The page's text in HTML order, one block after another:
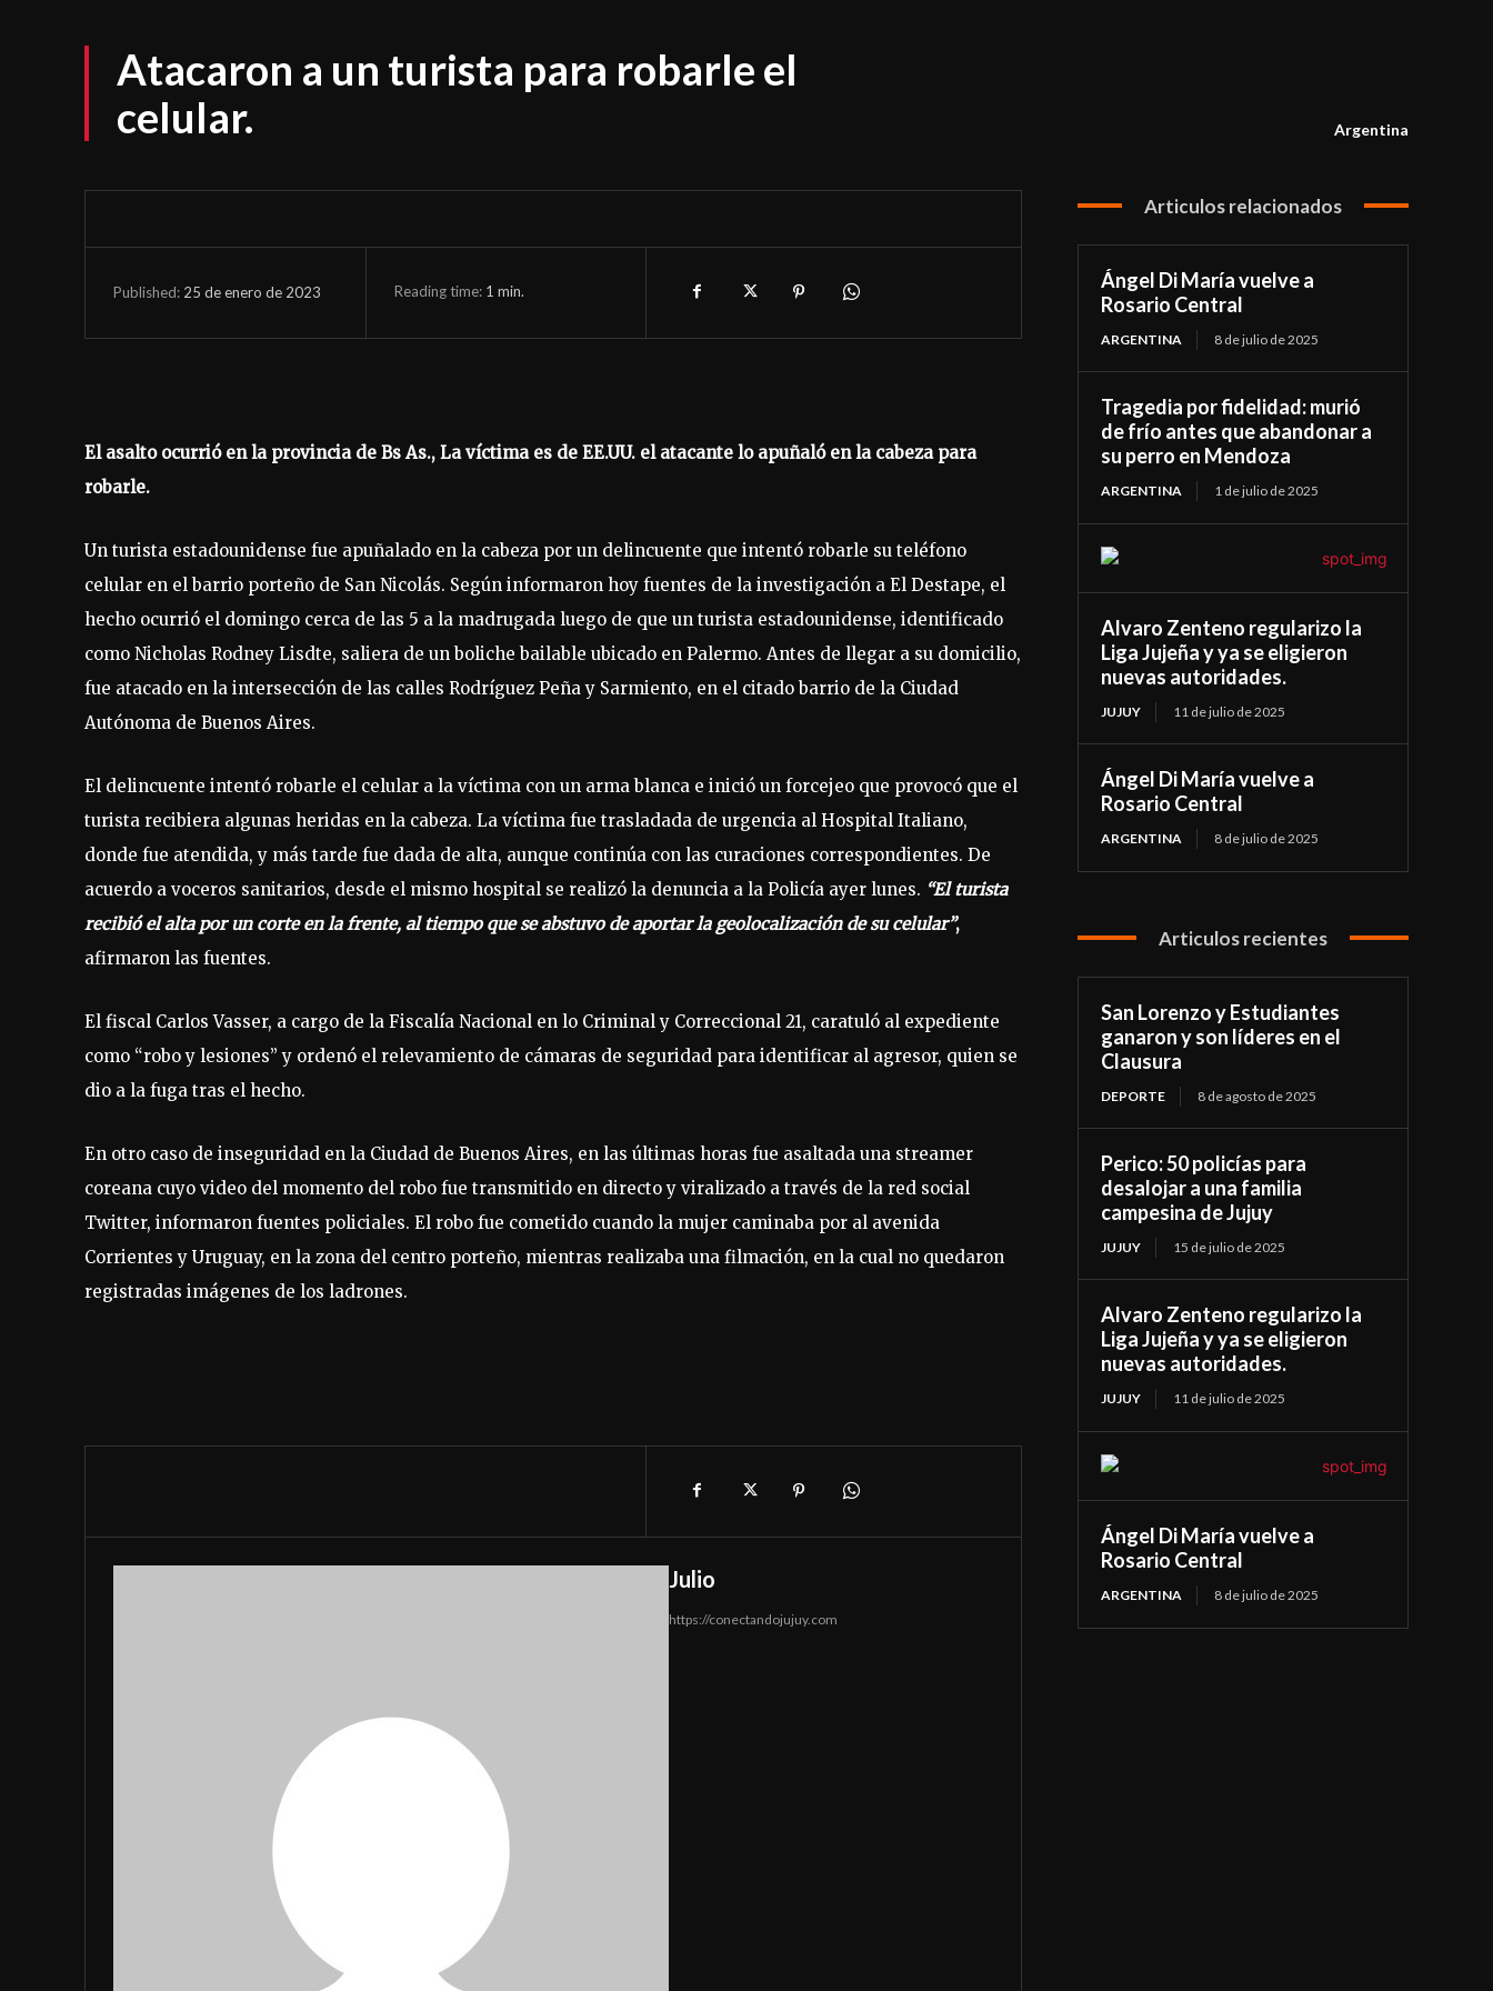
Atacaron a un turista para robarle el
celular.
Argentina
Published: 25 de enero de 2023 Reading time: 1 min.
El asalto ocurrió en la provincia de Bs As., La víctima es de EE.UU. el atacante lo apuñaló en la cabeza para
robarle.
Un turista estadounidense fue apuñalado en la cabeza por un delincuente que intentó robarle su teléfono
celular en el barrio porteño de San Nicolás. Según informaron hoy fuentes de la investigación a El Destape, el
hecho ocurrió el domingo cerca de las 5 a la madrugada luego de que un turista estadounidense, identificado
como Nicholas Rodney Lisdte, saliera de un boliche bailable ubicado en Palermo. Antes de llegar a su domicilio,
fue atacado en la intersección de las calles Rodríguez Peña y Sarmiento, en el citado barrio de la Ciudad
Autónoma de Buenos Aires.
El delincuente intentó robarle el celular a la víctima con un arma blanca e inició un forcejeo que provocó que el
turista recibiera algunas heridas en la cabeza. La víctima fue trasladada de urgencia al Hospital Italiano,
donde fue atendida, y más tarde fue dada de alta, aunque continúa con las curaciones correspondientes. De
acuerdo a voceros sanitarios, desde el mismo hospital se realizó la denuncia a la Policía ayer lunes. “El turista
recibió el alta por un corte en la frente, al tiempo que se abstuvo de aportar la geolocalización de su celular”,
afirmaron las fuentes.
El fiscal Carlos Vasser, a cargo de la Fiscalía Nacional en lo Criminal y Correccional 21, caratuló al expediente
como “robo y lesiones” y ordenó el relevamiento de cámaras de seguridad para identificar al agresor, quien se
dio a la fuga tras el hecho.
En otro caso de inseguridad en la Ciudad de Buenos Aires, en las últimas horas fue asaltada una streamer
coreana cuyo video del momento del robo fue transmitido en directo y viralizado a través de la red social
Twitter, informaron fuentes policiales. El robo fue cometido cuando la mujer caminaba por al avenida
Corrientes y Uruguay, en la zona del centro porteño, mientras realizaba una filmación, en la cual no quedaron
registradas imágenes de los ladrones.
Julio
https://conectandojujuy.com
Articulos relacionados
Ángel Di María vuelve a
Rosario Central
ARGENTINA 8 de julio de 2025
Tragedia por fidelidad: murió
de frío antes que abandonar a
su perro en Mendoza
ARGENTINA 1 de julio de 2025
Alvaro Zenteno regularizo la
Liga Jujeña y ya se eligieron
nuevas autoridades.
JUJUY 11 de julio de 2025
Ángel Di María vuelve a
Rosario Central
ARGENTINA 8 de julio de 2025
Articulos recientes
San Lorenzo y Estudiantes
ganaron y son líderes en el
Clausura
DEPORTE 8 de agosto de 2025
Perico: 50 policías para
desalojar a una familia
campesina de Jujuy
JUJUY 15 de julio de 2025
Alvaro Zenteno regularizo la
Liga Jujeña y ya se eligieron
nuevas autoridades.
JUJUY 11 de julio de 2025
Ángel Di María vuelve a
Rosario Central
ARGENTINA 8 de julio de 2025